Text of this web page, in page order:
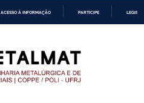
CONTEÚDO
ACESSO À INFORMAÇÃO PARTICIPE